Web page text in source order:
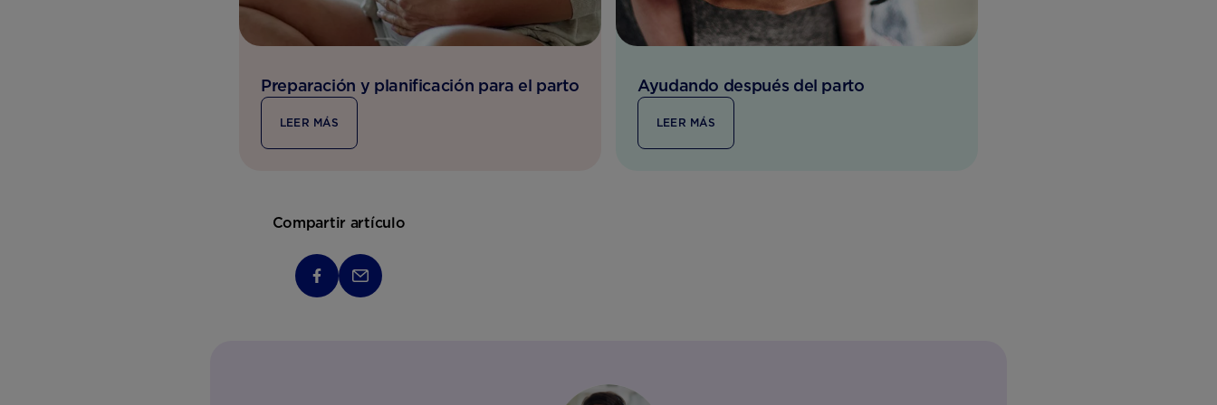
Preparación y planificación para el parto
LEER MÁS
Ayudando después del parto
LEER MÁS
Compartir artículo